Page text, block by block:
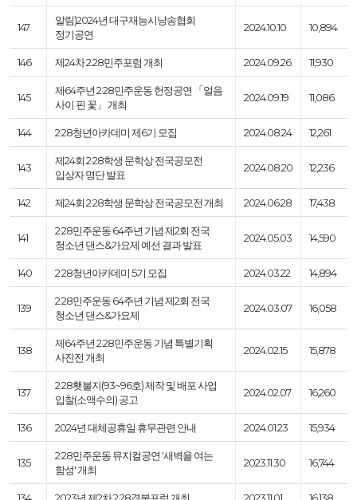
147
알림)2024년 대구재능시낭송협회
정기공연
2024.10.10 10,894
146 제24차 2.28민주포럼 개최 2024.09.26 11,930
145
제64주년 2·28민주운동 헌정공연 「얼음
사이 핀 꽃」 개최
2024.09.19 11,086
144 2·28청년아카데미 제6기 모집 2024.08.24 12,261
143
제24회 2·28학생 문학상 전국공모전
입상자 명단 발표
2024.08.20 12,236
142 제24회 2·28학생 문학상 전국공모전 개최 2024.06.28 17,438
141
2·28민주운동 64주년 기념 제2회 전국
청소년 댄스&가요제 예선 결과 발표
2024.05.03 14,590
140 2·28청년아카데미 5기 모집 2024.03.22 14,894
139
2·28민주운동 64주년 기념 제2회 전국
청소년 댄스&가요제
2024.03.07 16,058
138
제64주년 2·28민주운동 기념 특별기획
사진전 개최
2024.02.15 15,878
137
2·28횃불지(93~96호) 제작 및 배포 사업
입찰(소액수의) 공고
2024.02.07 16,260
136 2024년 대체공휴일 휴무관련 안내 2024.01.23 15,934
135
2·28민주운동 뮤지컬공연 '새벽을 여는
함성' 개최
2023.11.30 16,744